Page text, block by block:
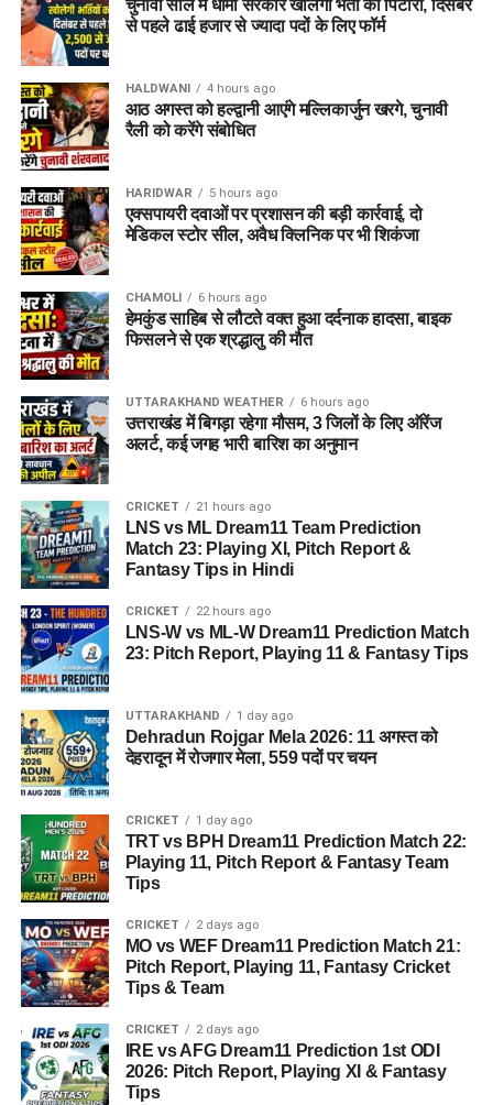
करें सम्मान
पुलिस ने स्पष्ट किया है कि बदरीनाथ धाम में धार्मिक मर्यादा और कानून
व्यवस्था से किसी भी तरह का समझौता नहीं किया जाएगा। यात्रा के दौरान
श्रद्धालुओं की सुरक्षा, शांति व्यवस्था और धाम की गरिमा बनाए रखने के लिए
संदिग्ध गतिविधियों पर लगातार नजर रखी जा रही है।
पुलिस ने लोगों से भी अपील की है कि बदरीनाथ धाम जैसे धार्मिक स्थल की
पवित्रता और मर्यादा का सम्मान करें। नियमों का उल्लंघन करने वालों के
खिलाफ नियमानुसार सख्त कार्रवाई की जाएगी।
चुनावी साल में धामी सरकार खोलेगी भर्ती का पिटारा, दिसंबर
से पहले ढाई हजार से ज्यादा पदों के लिए फॉर्म
HALDWANI 4 hours ago
आठ अगस्त को हल्द्वानी आएंगे मल्लिकार्जुन खरगे, चुनावी
रैली को करेंगे संबोधित
HARIDWAR 5 hours ago
एक्सपायरी दवाओं पर प्रशासन की बड़ी कार्रवाई, दो
मेडिकल स्टोर सील, अवैध क्लिनिक पर भी शिकंजा
CHAMOLI 6 hours ago
हेमकुंड साहिब से लौटते वक्त हुआ दर्दनाक हादसा, बाइक
फिसलने से एक श्रद्धालु की मौत
UTTARAKHAND WEATHER 6 hours ago
उत्तराखंड में बिगड़ा रहेगा मौसम, 3 जिलों के लिए ऑरेंज
अलर्ट, कई जगह भारी बारिश का अनुमान
CRICKET 21 hours ago
LNS vs ML Dream11 Team Prediction
Match 23: Playing XI, Pitch Report &
Fantasy Tips in Hindi
CRICKET 22 hours ago
LNS-W vs ML-W Dream11 Prediction Match
23: Pitch Report, Playing 11 & Fantasy Tips
UTTARAKHAND 1 day ago
Dehradun Rojgar Mela 2026: 11 अगस्त को
देहरादून में रोजगार मेला, 559 पदों पर चयन
CRICKET 1 day ago
TRT vs BPH Dream11 Prediction Match 22:
Playing 11, Pitch Report & Fantasy Team
Tips
CRICKET 2 days ago
MO vs WEF Dream11 Prediction Match 21:
Pitch Report, Playing 11, Fantasy Cricket
Tips & Team
CRICKET 2 days ago
IRE vs AFG Dream11 Prediction 1st ODI
2026: Pitch Report, Playing XI & Fantasy
Tips